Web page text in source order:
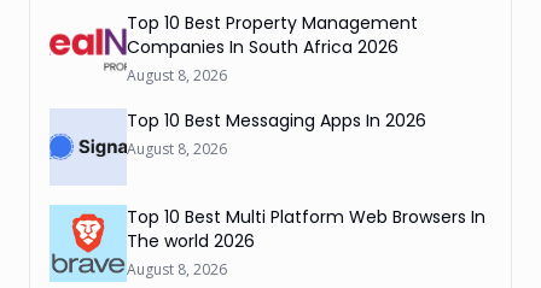
Top 10 Best Property Management
Companies In South Africa 2026
August 8, 2026
Top 10 Best Messaging Apps In 2026
August 8, 2026
Top 10 Best Multi Platform Web Browsers In
The world 2026
August 8, 2026